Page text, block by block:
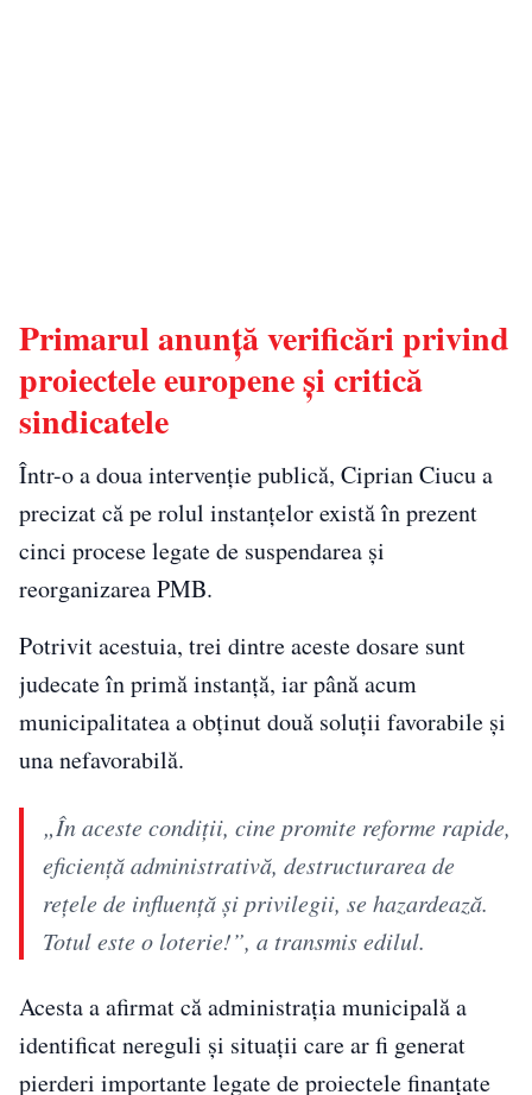
Primarul anunță verificări privind
proiectele europene și critică
sindicatele
Într-o a doua intervenție publică, Ciprian Ciucu a
precizat că pe rolul instanțelor există în prezent
cinci procese legate de suspendarea și
reorganizarea PMB.
Potrivit acestuia, trei dintre aceste dosare sunt
judecate în primă instanță, iar până acum
municipalitatea a obținut două soluții favorabile și
una nefavorabilă.
„În aceste condiții, cine promite reforme rapide,
eficiență administrativă, destructurarea de
rețele de influență și privilegii, se hazardează.
Totul este o loterie!”, a transmis edilul.
Acesta a afirmat că administrația municipală a
identificat nereguli și situații care ar fi generat
pierderi importante legate de proiectele finanțate